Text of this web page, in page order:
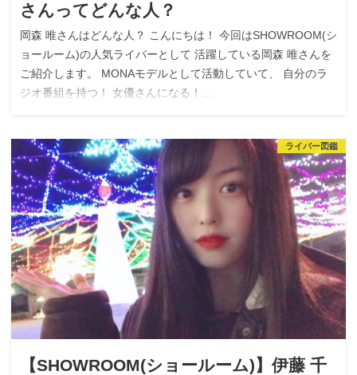
さんってどんな人？
岡森 唯さんはどんな人？ こんにちは！ 今回はSHOWROOM(シ
ョールーム)の人気ライバーとして 活躍している岡森 唯さんを
ご紹介します。 MONAモデルとして活動していて、 自分のラ
ジオ番組を持つ！ 女優さんになる！…
ライバー図鑑
【SHOWROOM(ショールーム)】伊藤 千